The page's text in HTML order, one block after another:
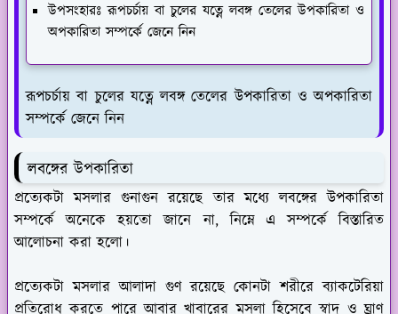
উপসংহারঃ রূপচর্চায় বা চুলের যত্নে লবঙ্গ তেলের উপকারিতা ও
অপকারিতা সম্পর্কে জেনে নিন
রূপচর্চায় বা চুলের যত্নে লবঙ্গ তেলের উপকারিতা ও অপকারিতা
সম্পর্কে জেনে নিন
লবঙ্গের উপকারিতা
প্রত্যেকটা মসলার গুনাগুন রয়েছে তার মধ্যে লবঙ্গের উপকারিতা
সম্পর্কে অনেকে হয়তো জানে না, নিম্নে এ সম্পর্কে বিস্তারিত
আলোচনা করা হলো।
প্রত্যেকটা মসলার আলাদা গুণ রয়েছে কোনটা শরীরে ব্যাকটেরিয়া
প্রতিরোধ করতে পারে আবার খাবারের মসলা হিসেবে স্বাদ ও ঘ্রাণ